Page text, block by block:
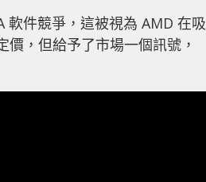
軟件競爭，這被視為 AMD 在吸
，但給予了市場一個訊號，